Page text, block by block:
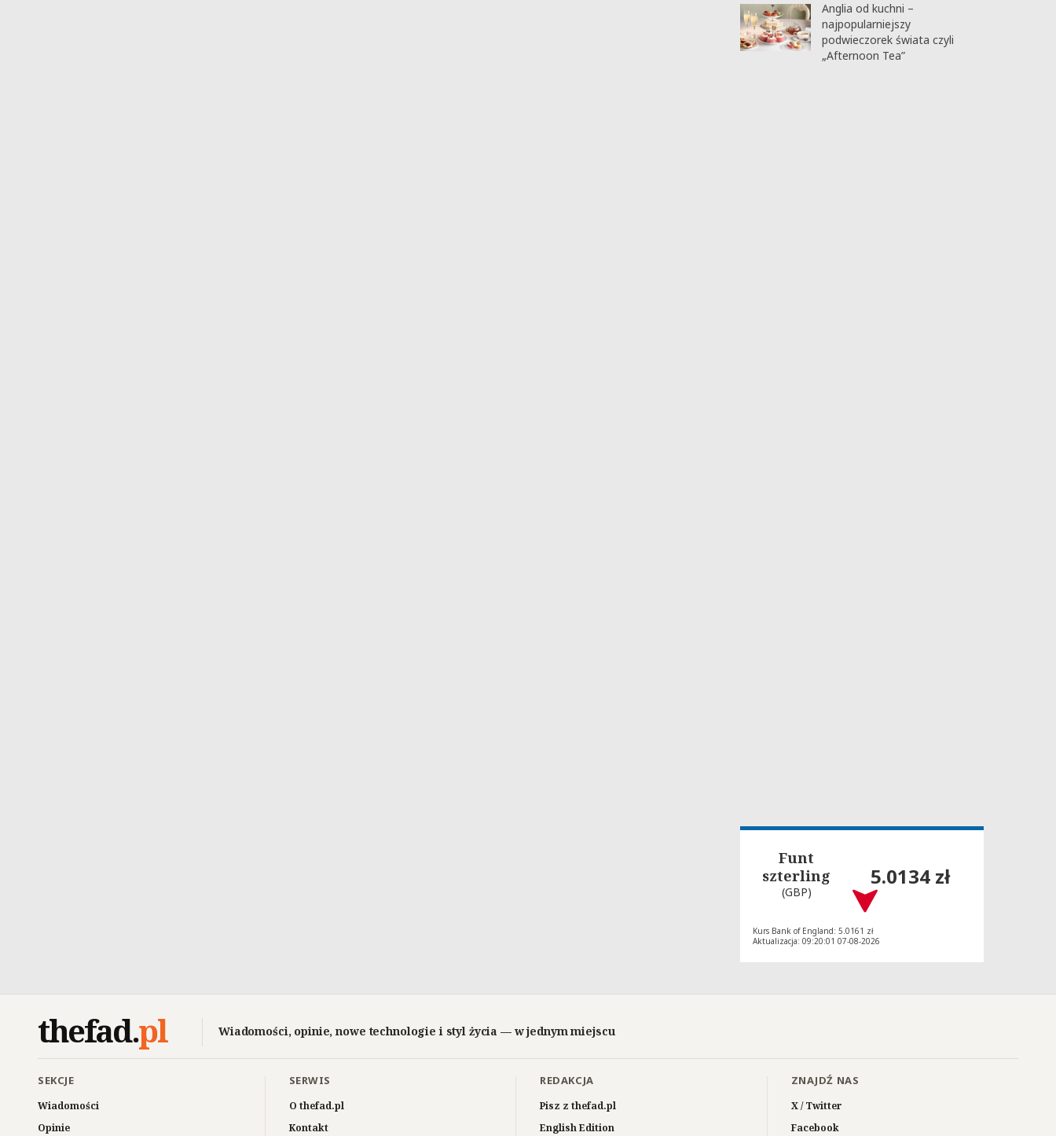
Anglia od kuchni –
najpopularniejszy
podwieczorek świata czyli
„Afternoon Tea”
Funt
szterling
(GBP)
5.0134 zł
Kurs Bank of England: 5.0161 zł
Aktualizacja: 09:20:01 07-08-2026
thefad.pl Wiadomości, opinie, nowe technologie i styl życia — w jednym miejscu
SEKCJE
Wiadomości
Opinie
SERWIS
O thefad.pl
Kontakt
REDAKCJA
Pisz z thefad.pl
English Edition
ZNAJDŹ NAS
X / Twitter
Facebook